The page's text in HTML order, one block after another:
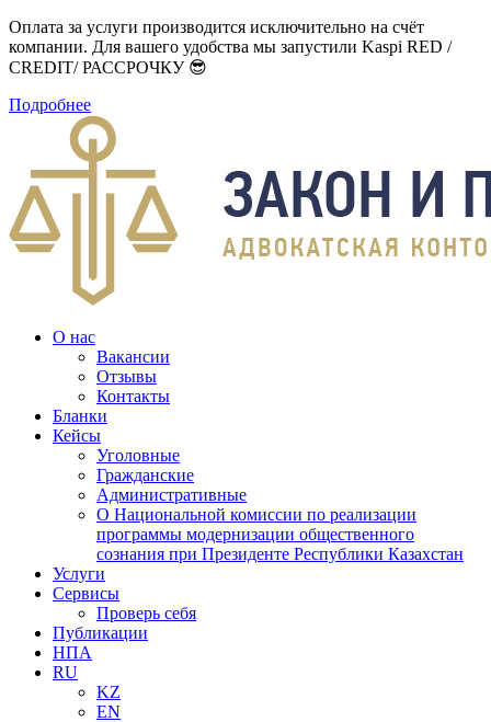
Оплата за услуги производится исключительно на счёт
компании. Для вашего удобства мы запустили Kaspi RED /
CREDIT/ РАССРОЧКУ 😎
Подробнее
О нас
Вакансии
Отзывы
Контакты
Бланки
Кейсы
Уголовные
Гражданские
Административные
О Национальной комиссии по реализации
программы модернизации общественного
сознания при Президенте Республики Казахстан
Услуги
Сервисы
Проверь себя
Публикации
НПА
RU
KZ
EN